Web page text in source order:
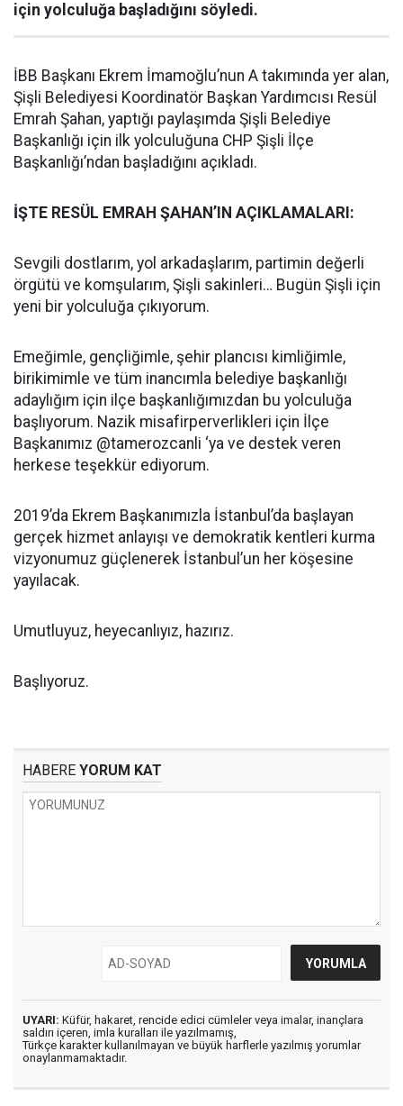
için yolculuğa başladığını söyledi.
İBB Başkanı Ekrem İmamoğlu’nun A takımında yer alan,
Şişli Belediyesi Koordinatör Başkan Yardımcısı Resül
Emrah Şahan, yaptığı paylaşımda Şişli Belediye
Başkanlığı için ilk yolculuğuna CHP Şişli İlçe
Başkanlığı’ndan başladığını açıkladı.
İŞTE RESÜL EMRAH ŞAHAN’IN AÇIKLAMALARI:
Sevgili dostlarım, yol arkadaşlarım, partimin değerli
örgütü ve komşularım, Şişli sakinleri… Bugün Şişli için
yeni bir yolculuğa çıkıyorum.
Emeğimle, gençliğimle, şehir plancısı kimliğimle,
birikimimle ve tüm inancımla belediye başkanlığı
adaylığım için ilçe başkanlığımızdan bu yolculuğa
başlıyorum. Nazik misafirperverlikleri için İlçe
Başkanımız @tamerozcanli ‘ya ve destek veren
herkese teşekkür ediyorum.
2019’da Ekrem Başkanımızla İstanbul’da başlayan
gerçek hizmet anlayışı ve demokratik kentleri kurma
vizyonumuz güçlenerek İstanbul’un her köşesine
yayılacak.
Umutluyuz, heyecanlıyız, hazırız.
Başlıyoruz.
HABERE YORUM KAT
UYARI: Küfür, hakaret, rencide edici cümleler veya imalar, inançlara
saldırı içeren, imla kuralları ile yazılmamış,
Türkçe karakter kullanılmayan ve büyük harflerle yazılmış yorumlar
onaylanmamaktadır.